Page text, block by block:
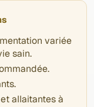
variée
sain.
allaitantes à